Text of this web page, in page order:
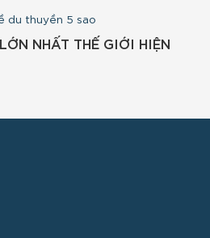
du thuyền 5 sao
NHẤT THẾ GIỚI HIỆN